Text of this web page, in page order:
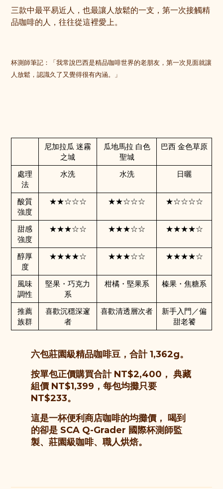
三款中最平易近人，也最讓人放鬆的一支，第一次接觸精
品咖啡的人，往往從這裡愛上。
杯測師筆記：「我常說巴西是精品咖啡世界的老朋友，第一次見面就讓
人放鬆，認識久了又覺得很有內涵。」
尼加拉瓜 迷霧
之城
瓜地馬拉 白色
聖城
巴西 金色草原
處理
法
水洗 水洗 日曬
酸質
強度
★★☆☆☆ ★★☆☆☆ ★☆☆☆☆
甜感
強度
★★★☆☆ ★★★☆☆ ★★★★☆
醇厚
度
★★★★☆ ★★★☆☆ ★★★★☆
風味
調性
堅果・巧克力
系
柑橘・堅果系 榛果・焦糖系
推薦
族群
喜歡沉穩深邃
者
喜歡清透層次者
新手入門／偏
甜老饕
六包莊園級精品咖啡豆，合計 1,362g。
按單包正價購買合計 NT$2,400， 典藏
組價 NT$1,399 ，每包均攤只要
NT$233。
這是一杯便利商店咖啡的均攤價， 喝到
的卻是 SCA Q-Grader 國際杯測師監
製、莊園級咖啡、職人烘焙。